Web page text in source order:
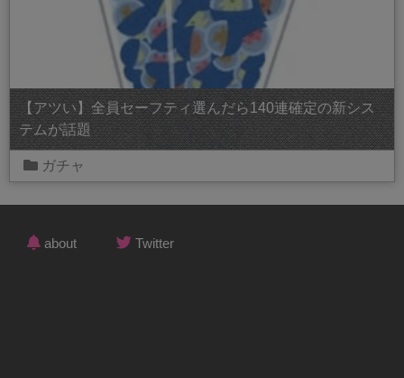
【アツい】全員セーフティ選んだら140連確定の新シス
テムが話題
ガチャ
about Twitter